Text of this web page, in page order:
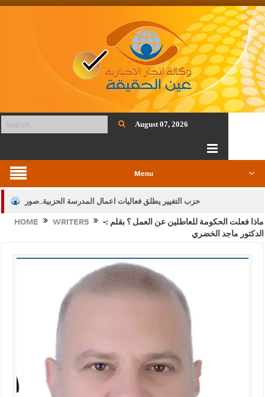
August 07, 2026
Menu
حزب التغيير يطلق فعاليات اعمال المدرسة الحزبية..صور
الجيش يفتح باب التجنيد لحملة البكالوريوس في الحقوق والقانون
الإسلامية والمسيحية
الأمن يتلف 16 مليون حبة كبتاجون و1480 كغم مواد مخدرة
النواب يقر مشروع تعديل قانون الملكية العقارية
القاضي يلتقي رؤساء تحرير الصحف اليومية ويؤكد حرص مجلس النواب
على شراكة فاعلة مع الإعلام
دعوة المكلفين بخدمة العلم (الدفعة الثالثة) إلى مراجعة منصة خدمة
HOME WRITERS
ماذا فعلت الحكومة للعاطلين عن العمل ؟ بقلم :-
الدكتور ماجد الخضري